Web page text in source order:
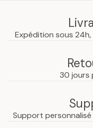
Expédition sous
30 jours
Support personnalisé